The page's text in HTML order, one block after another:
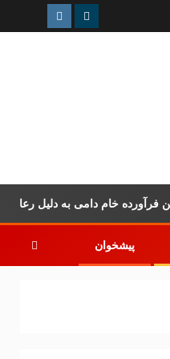
پیشخوان